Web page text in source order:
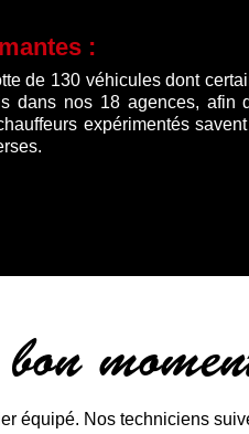
:
de 130 véhicules dont
dans nos 18 agences, afin
expérimentés
équipé. Nos techniciens